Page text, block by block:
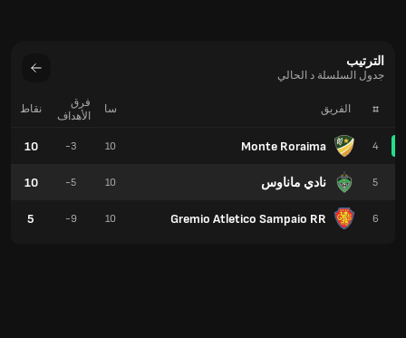
الترتيب
جدول السلسلة د الحالي
# الفريق
4
Monte Roraima
5 نادي ماناوس
6
Gremio Atletico Sampaio RR
سا
فرق
الأهداف
نقاط
10
-3
10
10
-5
10
10
-9
5